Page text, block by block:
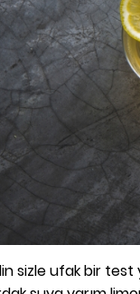
sizle ufak bir